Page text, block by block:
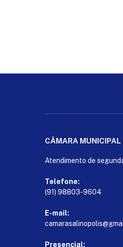
CÂMARA
Atendimento de
Telefone:
(91) 98803-9604
E-mail:
Presencial: